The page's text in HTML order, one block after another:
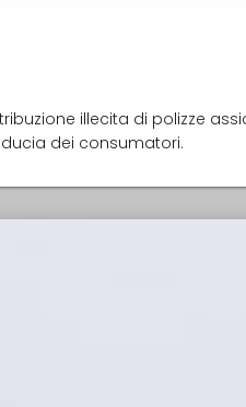
illecita di polizze
dei consumatori.